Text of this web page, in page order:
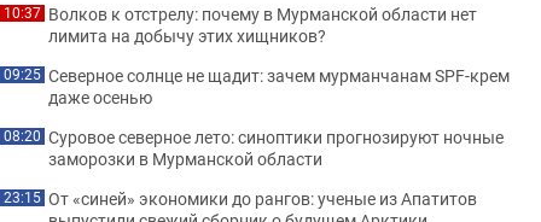
10:37 Волков к отстрелу: почему в Мурманской области нет
лимита на добычу этих хищников?
09:25 Северное солнце не щадит: зачем мурманчанам SPF-крем
даже осенью
08:20 Суровое северное лето: синоптики прогнозируют ночные
заморозки в Мурманской области
23:15 От «синей» экономики до рангов: ученые из Апатитов